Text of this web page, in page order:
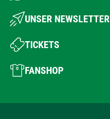
UNSER NEWSLETTER
TICKETS
FANSHOP